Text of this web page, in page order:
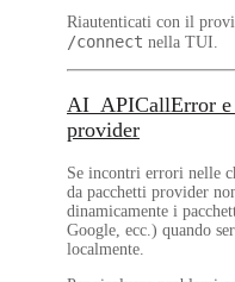
Riautenticati con il
/connect nella TUI.
AI_APICallError e
provider
Se incontri errori nelle
da pacchetti provider
dinamicamente i
Google, ecc.) quando
localmente.